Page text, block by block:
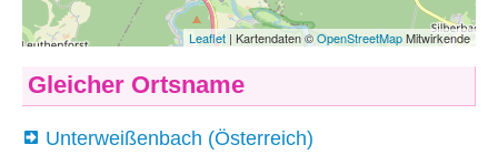
Gleicher Ortsname
Unterweißenbach (Österreich)